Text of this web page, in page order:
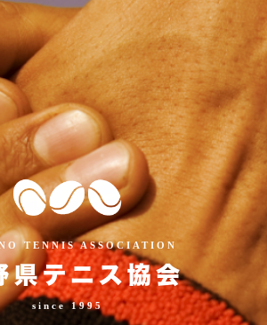
TENNIS ASSOCIATION
since 1995